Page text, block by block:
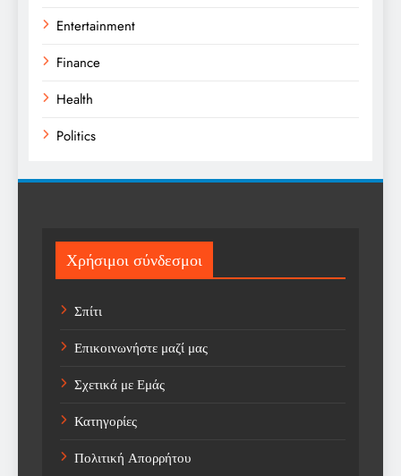
Entertainment
Finance
Health
Politics
Sport
Sports
Technology
Trending
Weather
Αγορά
Αγορά Εργασίας
Χρήσιμοι σύνδεσμοι
Σπίτι
Επικοινωνήστε μαζί μας
Σχετικά με Εμάς
Κατηγορίες
Πολιτική Απορρήτου